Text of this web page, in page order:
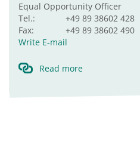
Equal Opportunity Officer
Tel.:
+49 89 38602 428
Fax:
+49 89 38602 490
Write E-mail
Read more